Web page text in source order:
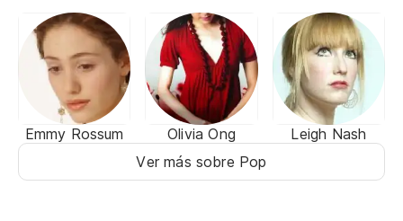
Emmy Rossum Olivia Ong
Leigh Nash
Ver más sobre Pop